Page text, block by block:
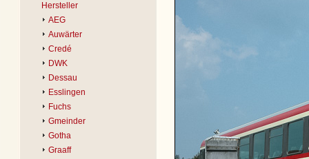
Hersteller
AEG
Auwärter
Credé
DWK
Dessau
Esslingen
Fuchs
Gmeinder
Gotha
Graaff